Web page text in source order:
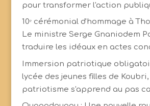
pour transformer l'action
10ᵉ cérémonial d'hommage à
Le ministre Serge Gnaniodem
traduire les idéaux en actes
Immersion patriotique
lycée des jeunes filles de Koubri,
patriotisme s'apprend au pas